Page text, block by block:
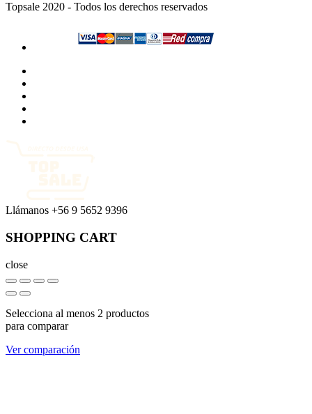
Topsale 2020 - Todos los derechos reservados
Llámanos +56 9 5652 9396
SHOPPING CART
close
Selecciona al menos 2 productos
para comparar
Ver comparación